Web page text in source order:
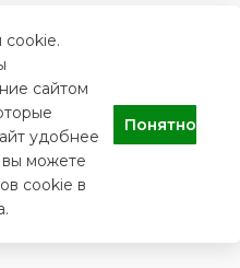
cookie.
сайтом
удобнее
вы можете
cookie в
Понятно